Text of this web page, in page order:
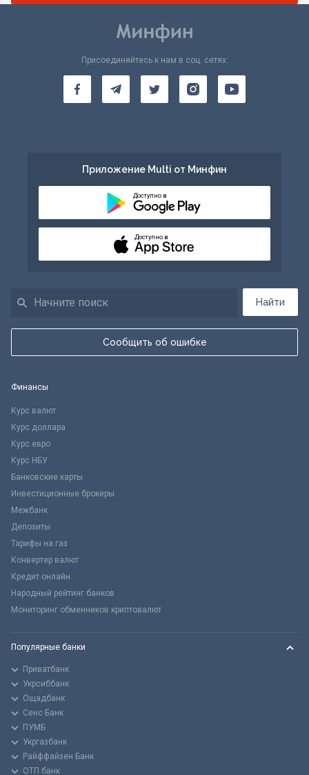
Найти
Сообщить об ошибке
Присоединяйтесь к нам в соц. сетях:
Приложение Multi от Минфин
Доступно в
Доступно в
Финансы
Курс валют
Курс доллара
Курс евро
Курс НБУ
Банковские карты
Инвестиционные брокеры
Межбанк
Депозиты
Тарифы на газ
Конвертер валют
Кредит онлайн
Народный рейтинг банков
Мониторинг обменников криптовалют
Популярные банки
Приватбанк
Укрсиббанк
Ощадбанк
Сенс Банк
ПУМБ
Укргазбанк
Райффайзен Банк
ОТП банк